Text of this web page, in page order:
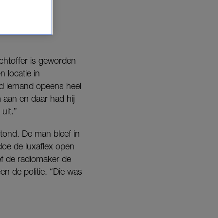
is geworden
locatie in
iemand opeens heel
aan en daar had hij
De man bleef in
de luxaflex open
de radiomaker de
de politie. “Die was